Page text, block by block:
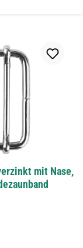
mit Nase,